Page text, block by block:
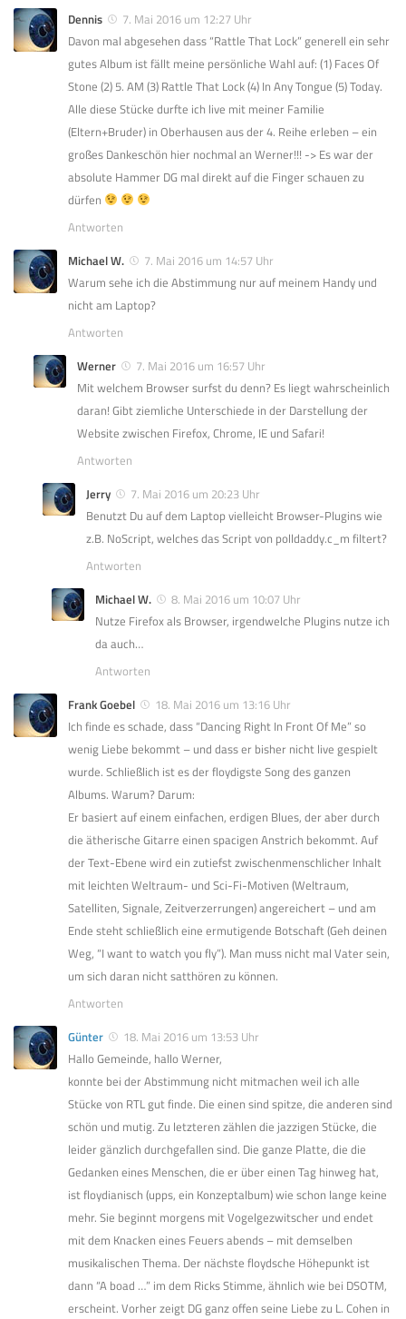
Dennis
7. Mai 2016 um 12:27 Uhr
Davon mal abgesehen dass “Rattle That Lock” generell ein sehr
gutes Album ist fällt meine persönliche Wahl auf: (1) Faces Of
Stone (2) 5. AM (3) Rattle That Lock (4) In Any Tongue (5) Today.
Alle diese Stücke durfte ich live mit meiner Familie
(Eltern+Bruder) in Oberhausen aus der 4. Reihe erleben – ein
großes Dankeschön hier nochmal an Werner!!! -> Es war der
absolute Hammer DG mal direkt auf die Finger schauen zu
dürfen
Antworten
Michael W.
7. Mai 2016 um 14:57 Uhr
Warum sehe ich die Abstimmung nur auf meinem Handy und
nicht am Laptop?
Antworten
Werner
7. Mai 2016 um 16:57 Uhr
Mit welchem Browser surfst du denn? Es liegt wahrscheinlich
daran! Gibt ziemliche Unterschiede in der Darstellung der
Website zwischen Firefox, Chrome, IE und Safari!
Antworten
Jerry
7. Mai 2016 um 20:23 Uhr
Benutzt Du auf dem Laptop vielleicht Browser-Plugins wie
z.B. NoScript, welches das Script von polldaddy.c_m filtert?
Antworten
Michael W.
8. Mai 2016 um 10:07 Uhr
Nutze Firefox als Browser, irgendwelche Plugins nutze ich
da auch…
Antworten
Frank Goebel
18. Mai 2016 um 13:16 Uhr
Ich finde es schade, dass “Dancing Right In Front Of Me” so
wenig Liebe bekommt – und dass er bisher nicht live gespielt
wurde. Schließlich ist es der floydigste Song des ganzen
Albums. Warum? Darum:
Er basiert auf einem einfachen, erdigen Blues, der aber durch
die ätherische Gitarre einen spacigen Anstrich bekommt. Auf
der Text-Ebene wird ein zutiefst zwischenmenschlicher Inhalt
mit leichten Weltraum- und Sci-Fi-Motiven (Weltraum,
Satelliten, Signale, Zeitverzerrungen) angereichert – und am
Ende steht schließlich eine ermutigende Botschaft (Geh deinen
Weg, “I want to watch you fly”). Man muss nicht mal Vater sein,
um sich daran nicht satthören zu können.
Antworten
Günter
18. Mai 2016 um 13:53 Uhr
Hallo Gemeinde, hallo Werner,
konnte bei der Abstimmung nicht mitmachen weil ich alle
Stücke von RTL gut finde. Die einen sind spitze, die anderen sind
schön und mutig. Zu letzteren zählen die jazzigen Stücke, die
leider gänzlich durchgefallen sind. Die ganze Platte, die die
Gedanken eines Menschen, die er über einen Tag hinweg hat,
ist floydianisch (upps, ein Konzeptalbum) wie schon lange keine
mehr. Sie beginnt morgens mit Vogelgezwitscher und endet
mit dem Knacken eines Feuers abends – mit demselben
musikalischen Thema. Der nächste floydsche Höhepunkt ist
dann “A boad …” im dem Ricks Stimme, ähnlich wie bei DSOTM,
erscheint. Vorher zeigt DG ganz offen seine Liebe zu L. Cohen in